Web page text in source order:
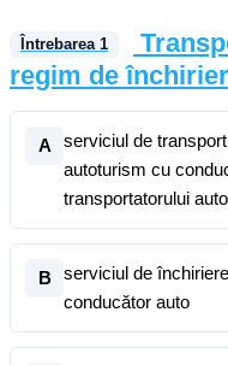
Întrebarea 1
regim de
A
serviciul de
autoturism cu
transportatorului
B
serviciul de
conducător auto